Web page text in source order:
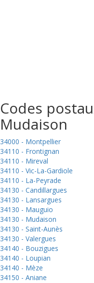
Codes
Mudaison
34000 - Montpellier
34110 - Frontignan
34110 - Mireval
34110 - Vic-La-Gardiole
34110 - La-Peyrade
34130 - Candillargues
34130 - Lansargues
34130 - Mauguio
34130 - Mudaison
34130 - Saint-Aunès
34130 - Valergues
34140 - Bouzigues
34140 - Loupian
34140 - Mèze
34150 - Aniane